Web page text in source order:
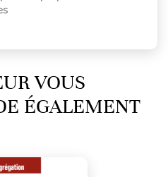
VOUS
ÉGALEMENT